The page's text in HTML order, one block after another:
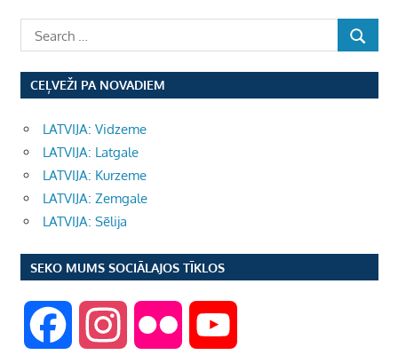
CEĻVEŽI PA NOVADIEM
LATVIJA: Vidzeme
LATVIJA: Latgale
LATVIJA: Kurzeme
LATVIJA: Zemgale
LATVIJA: Sēlija
SEKO MUMS SOCIĀLAJOS TĪKLOS